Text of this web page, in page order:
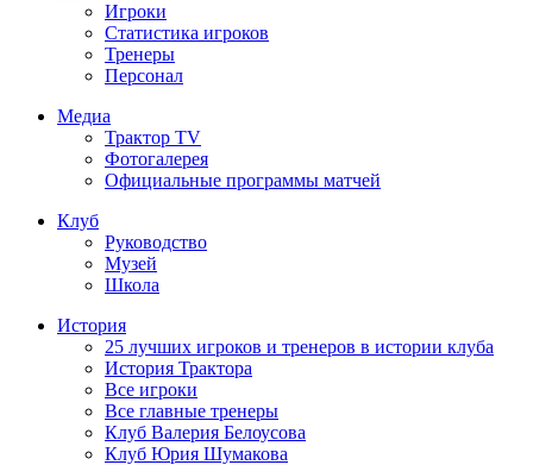
Игроки
Статистика игроков
Тренеры
Персонал
Медиа
Трактор TV
Фотогалерея
Официальные программы матчей
Клуб
Руководство
Музей
Школа
История
25 лучших игроков и тренеров в истории клуба
История Трактора
Все игроки
Все главные тренеры
Клуб Валерия Белоусова
Клуб Юрия Шумакова